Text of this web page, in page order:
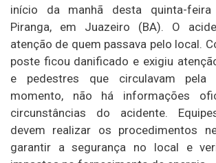
início da manhã desta quinta-
Piranga, em Juazeiro (BA). O
atenção de quem passava pelo local.
poste ficou danificado e exigiu
e pedestres que circulavam
momento, não há informações
circunstâncias do acidente.
devem realizar os procedimentos
garantir a segurança no local e